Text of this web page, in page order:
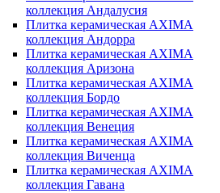
коллекция Андалусия
Плитка керамическая AXIMA
коллекция Андорра
Плитка керамическая AXIMA
коллекция Аризона
Плитка керамическая AXIMA
коллекция Бордо
Плитка керамическая AXIMA
коллекция Венеция
Плитка керамическая AXIMA
коллекция Виченца
Плитка керамическая AXIMA
коллекция Гавана